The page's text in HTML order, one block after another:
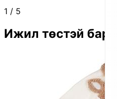
1 / 5
Ижил төстэй бараа